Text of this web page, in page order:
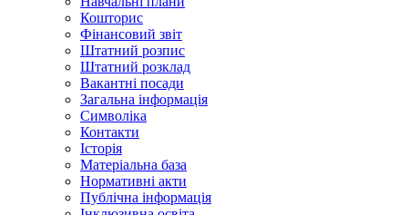
Кошторис
Фінансовий звіт
Штатний розпис
Штатний розклад
Вакантні посади
Загальна інформація
Символіка
Контакти
Історія
Матеріальна база
Нормативні акти
Публічна інформація